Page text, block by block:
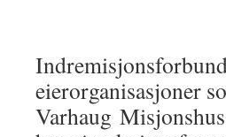
eierorganisasjoner
Varhaug